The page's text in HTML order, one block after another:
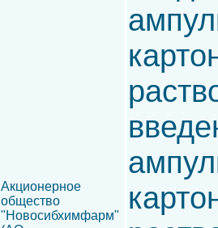
Акционерное
общество
"Новосибхимфарм"